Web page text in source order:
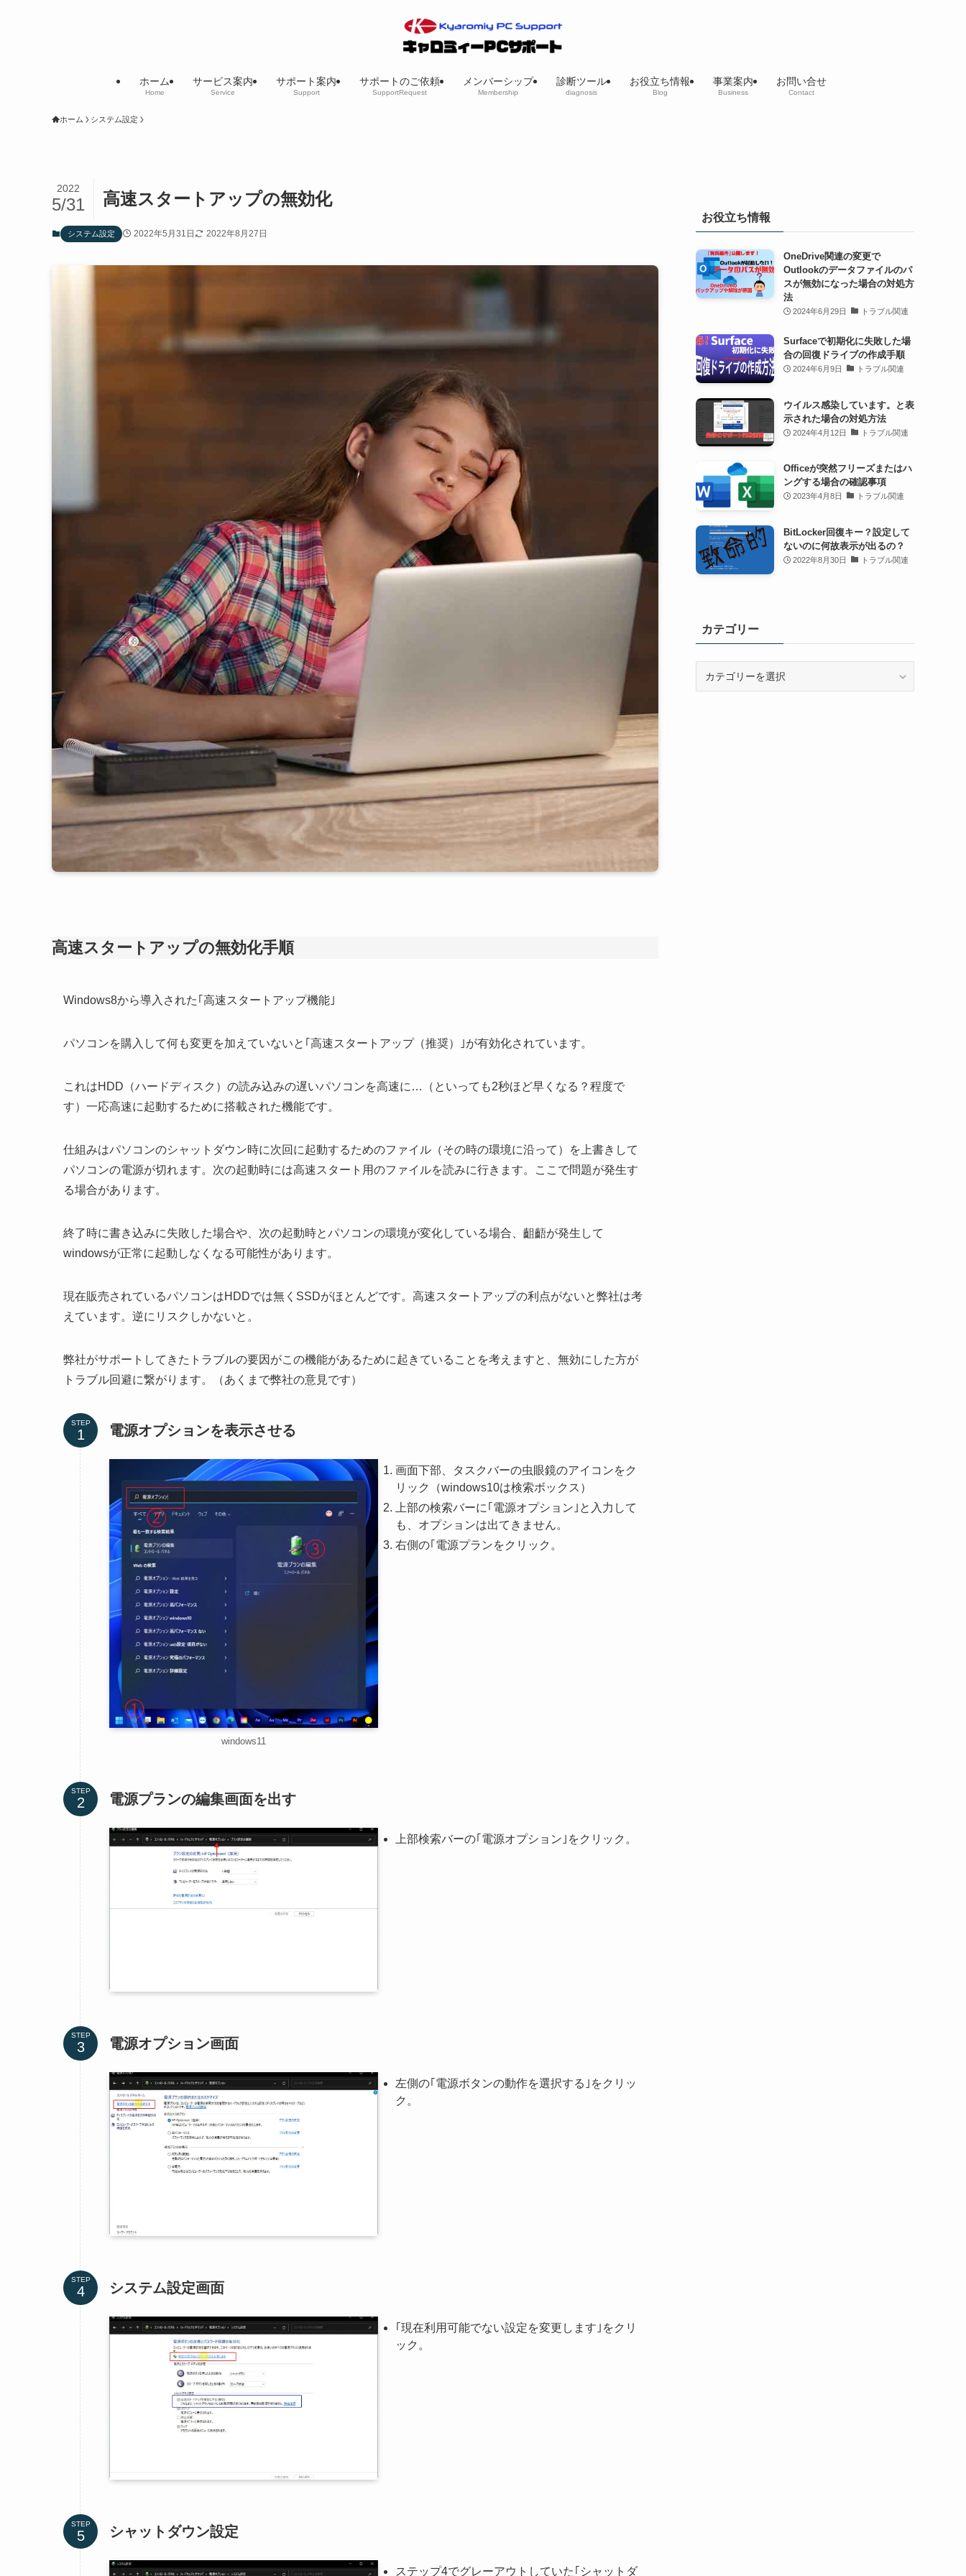
ホーム
Home
サービス案内
Service
サポート案内
Support
サポートのご依頼
SupportRequest
メンバーシップ
Membership
診断ツール
diagnosis
お役立ち情報
Blog
事業案内
Business
お問い合せ
Contact
ホーム システム設定
高速スタートアップの無効化
2022
5/31
システム設定 2022年5月31日 2022年8月27日
高速スタートアップの無効化手順
Windows8から導入された｢高速スタートアップ機能｣
パソコンを購入して何も変更を加えていないと｢高速スタートアップ（推奨）｣が有効化されています。
これはHDD（ハードディスク）の読み込みの遅いパソコンを高速に…（といっても2秒ほど早くなる？程度で
す）一応高速に起動するために搭載された機能です。
仕組みはパソコンのシャットダウン時に次回に起動するためのファイル（その時の環境に沿って）を上書きして
パソコンの電源が切れます。次の起動時には高速スタート用のファイルを読みに行きます。ここで問題が発生す
る場合があります。
終了時に書き込みに失敗した場合や、次の起動時とパソコンの環境が変化している場合、齟齬が発生して
windowsが正常に起動しなくなる可能性があります。
現在販売されているパソコンはHDDでは無くSSDがほとんどです。高速スタートアップの利点がないと弊社は考
えています。逆にリスクしかないと。
弊社がサポートしてきたトラブルの要因がこの機能があるために起きていることを考えますと、無効にした方が
トラブル回避に繋がります。（あくまで弊社の意見です）
STEP 電源オプションを表示させる
windows11
画面下部、タスクバーの虫眼鏡のアイコンをク
リック（windows10は検索ボックス）
上部の検索バーに｢電源オプション｣と入力して
も、オプションは出てきません。
右側の｢電源プランをクリック。
STEP 電源プランの編集画面を出す
上部検索バーの｢電源オプション｣をクリック。
STEP 電源オプション画面
左側の｢電源ボタンの動作を選択する｣をクリッ
ク。
STEP システム設定画面
｢現在利用可能でない設定を変更します｣をクリ
ック。
STEP シャットダウン設定
ステップ4でグレーアウトしていた｢シャットダ
お役立ち情報
OneDrive関連の変更で
Outlookのデータファイルのパ
スが無効になった場合の対処方
法
2024年6月29日 トラブル関連
Surfaceで初期化に失敗した場
合の回復ドライブの作成手順
2024年6月9日 トラブル関連
ウイルス感染しています。と表
示された場合の対処方法
2024年4月12日 トラブル関連
Officeが突然フリーズまたはハ
ングする場合の確認事項
2023年4月8日 トラブル関連
BitLocker回復キー？設定して
ないのに何故表示が出るの？
2022年8月30日 トラブル関連
カテゴリー